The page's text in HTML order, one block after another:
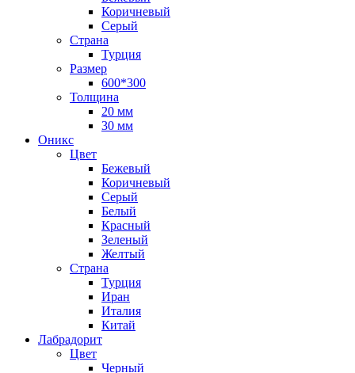
Коричневый
Серый
Страна
Турция
Размер
600*300
Толщина
20 мм
30 мм
Оникс
Цвет
Бежевый
Коричневый
Серый
Белый
Красный
Зеленый
Желтый
Страна
Турция
Иран
Италия
Китай
Лабрадорит
Цвет
Черный